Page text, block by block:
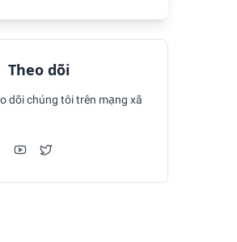
Theo dõi
dõi chúng tôi trên mạng xã